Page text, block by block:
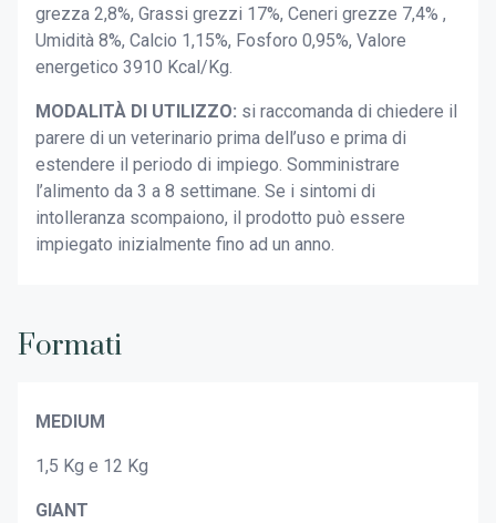
grezza 2,8%, Grassi grezzi 17%, Ceneri grezze 7,4% ,
Umidità 8%, Calcio 1,15%, Fosforo 0,95%, Valore
energetico 3910 Kcal/Kg.
MODALITÀ DI UTILIZZO: si raccomanda di chiedere il
parere di un veterinario prima dell’uso e prima di
estendere il periodo di impiego. Somministrare
l’alimento da 3 a 8 settimane. Se i sintomi di
intolleranza scompaiono, il prodotto può essere
impiegato inizialmente fino ad un anno.
Formati
MEDIUM
1,5 Kg e 12 Kg
GIANT